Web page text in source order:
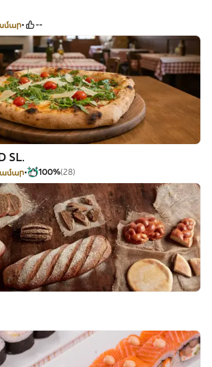
--
SL.
100%(28)